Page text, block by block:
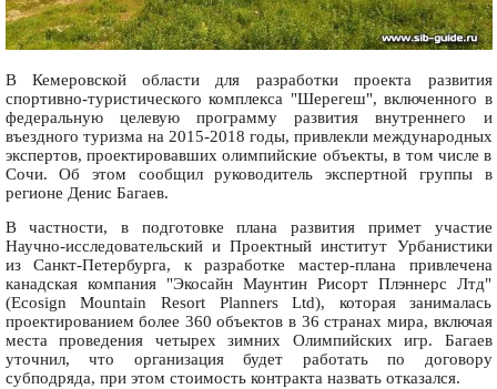
В Кемеровской области для разработки проекта развития
спортивно-туристического комплекса "Шерегеш", включенного в
федеральную целевую программу развития внутреннего и
въездного туризма на 2015-2018 годы, привлекли международных
экспертов, проектировавших олимпийские объекты, в том числе в
Сочи. Об этом сообщил руководитель экспертной группы в
регионе Денис Багаев.
В частности, в подготовке плана развития примет участие
Научно-исследовательский и Проектный институт Урбанистики
из Санкт-Петербурга, к разработке мастер-плана привлечена
канадская компания "Экосайн Маунтин Рисорт Плэннерс Лтд"
(Ecosign Mountain Resort Planners Ltd), которая занималась
проектированием более 360 объектов в 36 странах мира, включая
места проведения четырех зимних Олимпийских игр. Багаев
уточнил, что организация будет работать по договору
субподряда, при этом стоимость контракта назвать отказался.